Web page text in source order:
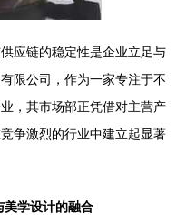
应链的稳定性是企业立足与
限公司，作为一家专注于不
，其市场部正凭借对主营产
争激烈的行业中建立起显著
美学设计的融合